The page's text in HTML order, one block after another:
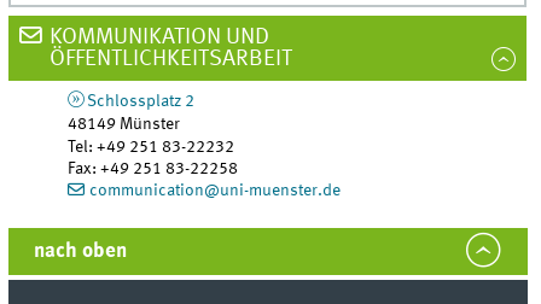
KOMMUNIKATION UND
ÖFFENTLICHKEITSARBEIT
Schlossplatz 2
48149 Münster
Tel:+49 251 83-22232
Fax:+49 251 83-22258
communication@uni-muenster.de
nach oben